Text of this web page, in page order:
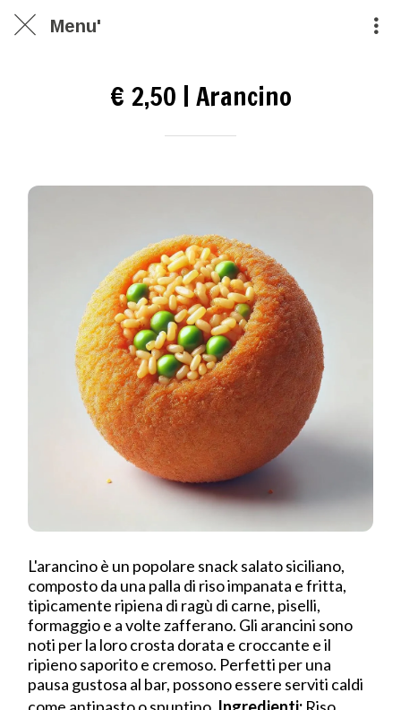
Menu'
€ 2,50 | Arancino
L'arancino è un popolare snack salato siciliano,
composto da una palla di riso impanata e fritta,
tipicamente ripiena di ragù di carne, piselli,
formaggio e a volte zafferano. Gli arancini sono
noti per la loro crosta dorata e croccante e il
ripieno saporito e cremoso. Perfetti per una
pausa gustosa al bar, possono essere serviti caldi
come antipasto o spuntino. Ingredienti: Riso,